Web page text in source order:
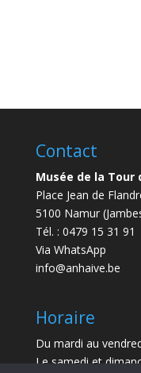
Contact
Musée de la Tour
Place Jean de
5100 Namur
Tél. : 0479 15 31 91
Via WhatsApp
info@anhaive.be
Horaire
Du mardi au
Le samedi et